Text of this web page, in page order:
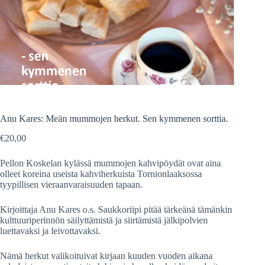
Anu Kares: Meän mummojen herkut. Sen kymmenen sorttia.
€20,00
Pellon Koskelan kylässä mummojen kahvipöydät ovat aina
olleet koreina useista kahviherkuista Tornionlaaksossa
tyypillisen vieraanvaraisuuden tapaan.
Kirjoittaja Anu Kares o.s. Saukkoriipi pitää tärkeänä tämänkin
kulttuuriperinnön säilyttämistä ja siirtämistä jälkipolvien
luettavaksi ja leivottavaksi.
Nämä herkut valikoituivat kirjaan kuuden vuoden aikana